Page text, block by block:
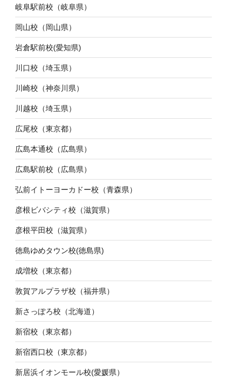
岐阜駅前校（岐阜県）
岡山校（岡山県）
岩倉駅前校(愛知県)
川口校（埼玉県）
川崎校（神奈川県）
川越校（埼玉県）
広尾校（東京都）
広島本通校（広島県）
広島駅前校（広島県）
弘前イトーヨーカドー校（青森県）
彦根ビバシティ校（滋賀県）
彦根平田校（滋賀県）
徳島ゆめタウン校(徳島県)
成増校（東京都）
敦賀アルプラザ校（福井県）
新さっぽろ校（北海道）
新宿校（東京都）
新宿西口校（東京都）
新居浜イオンモール校(愛媛県）